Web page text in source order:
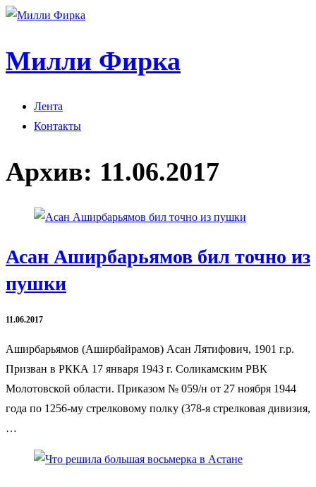
Милли Фирка
Лента
Контакты
Архив: 11.06.2017
Асан Аширбарьямов бил точно из
пушки
11.06.2017
Аширбарьямов (Аширбайрамов) Асан Лятифович, 1901 г.р.
Призван в РККА 17 января 1943 г. Соликамским РВК
Молотовской области. Приказом № 059/н от 27 ноября 1944
года по 1256-му стрелковому полку (378-я стрелковая дивизия,
…